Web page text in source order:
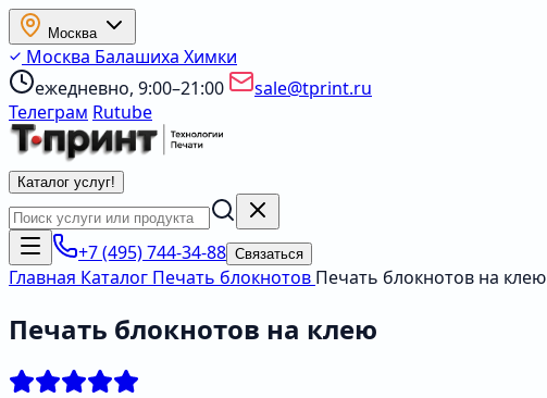
Москва
Москва Балашиха Химки
ежедневно, 9:00–21:00
sale@tprint.ru
Телеграм Rutube
Каталог услуг!
+7 (495) 744-34-88 Связаться
Главная Каталог Печать блокнотов Печать блокнотов на клею
Печать блокнотов на клею